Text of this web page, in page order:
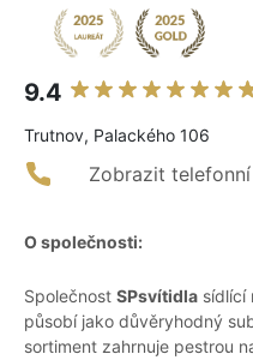
9.4
Trutnov, Palackého 106
Zobrazit
O společnosti:
Společnost SPsvítidla sídlící
působí jako důvěryhodný
sortiment zahrnuje pestrou